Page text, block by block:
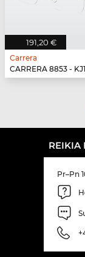
191,20 €
Carrera
CARRERA 8853 - KJ1
REIKIA
Pr–Pn